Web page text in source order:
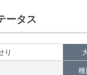
ータス
り
種